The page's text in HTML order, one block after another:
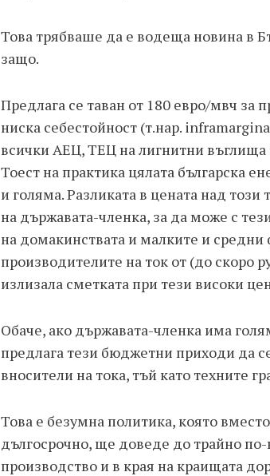
Това трябваше да е водеща новина в
защо.
Предлага се таван от 180 евро/мвч за
ниска себестойност (т.нар.
всички АЕЦ, ТЕЦ на лигнитни
Тоест на практика цялата българска
и голяма. Разликата в цената над
на държавата-членка, за да може с
на домакинствата и малките и
производителите на ток от (до скоро
излизала сметката при тези високи
Обаче, ако държавата-членка има
предлага тези бюджетни приходи да
вносители на тока, тъй като техните
Това е безумна политика, която
дългосрочно, ще доведе до трайно
производство и в края на краищата